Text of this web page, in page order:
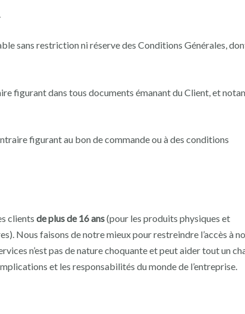
sans restriction ni réserve des Conditions Générales,
figurant dans tous documents émanant du Client, et
figurant au bon de commande ou à des conditions
clients de plus de 16 ans(pour les produits physiques et
Nous faisons de notre mieux pour restreindre l’accès à
n’est pas de nature choquante et peut aider tout un
et les responsabilités du monde de l’entreprise.